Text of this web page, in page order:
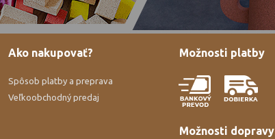
Ako nakupovať?
Spôsob platby a preprava
Veľkoobchodný predaj
Možnosti platby
Možnosti dopravy